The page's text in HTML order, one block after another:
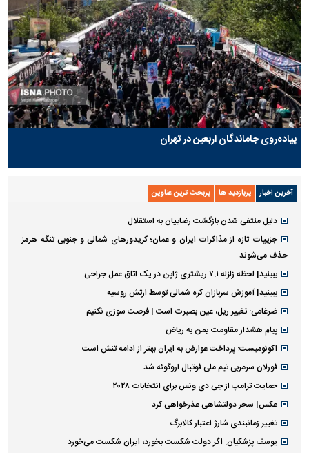
پیاده‌روی جاماندگان اربعین در تهران
آخرین اخبار پربازدید ها پربحث ترین عناوین
دلیل منتفی شدن بازگشت رضاییان به استقلال
جزییات تازه از مذاکرات ایران و عمان؛ کریدورهای شمالی و جنوبی تنگه هرمز
حذف می‌شوند
ببینید| لحظه زلزله ۷.۱ ریشتری ژاپن در یک اتاق عمل جراحی
ببینید| آموزش سربازان کره شمالی توسط ارتش روسیه
ضرغامی: تغییر ریل، عین بصیرت است | فرصت سوزی نکنیم
پیام هشدار مقاومت یمن به ریاض
اکونومیست: پرداخت عوارض به ایران بهتر از ادامه تنش است
فورلان سرمربی تیم ملی فوتبال اروگوئه شد
حمایت ترامپ از جی دی ونس برای انتخابات ۲۰۲۸
عکس| سحر دولتشاهی عذرخواهی کرد
تغییر زمانبندی‌ شارژ اعتبار کالابرگ
یوسف پزشکیان: اگر دولت شکست بخورد، ایران شکست می‌خورد